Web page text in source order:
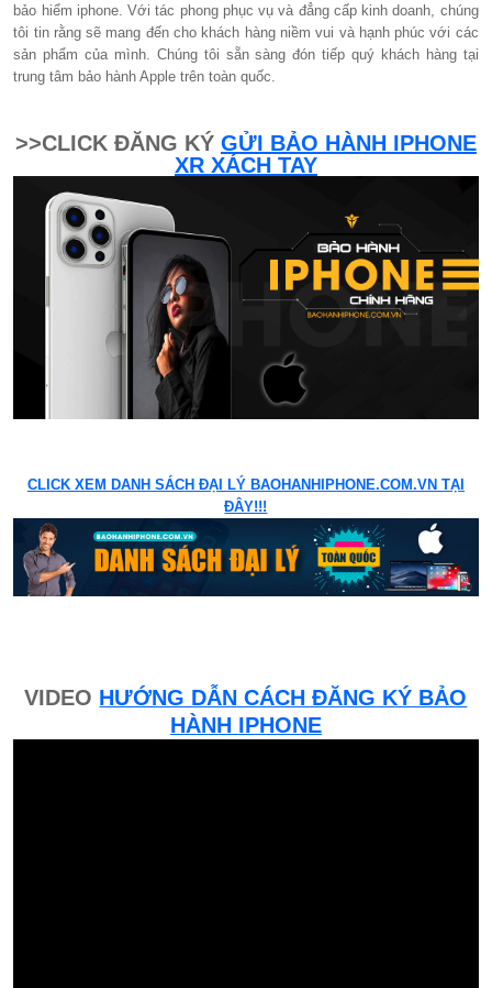
bảo hiểm iphone. Với tác phong phục vụ và đẳng cấp kinh doanh, chúng
tôi tin rằng sẽ mang đến cho khách hàng niềm vui và hạnh phúc với các
sản phẩm của mình. Chúng tôi sẵn sàng đón tiếp quý khách hàng tại
trung tâm bảo hành Apple trên toàn quốc.
>>CLICK ĐĂNG KÝ GỬI BẢO HÀNH IPHONE
XR XÁCH TAY
CLICK XEM DANH SÁCH ĐẠI LÝ BAOHANHIPHONE.COM.VN TẠI
ĐÂY!!!
VIDEO HƯỚNG DẪN CÁCH ĐĂNG KÝ BẢO
HÀNH IPHONE